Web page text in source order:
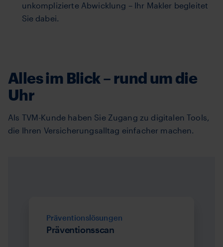
unkomplizierte Abwicklung – Ihr Makler begleitet
Sie dabei.
Alles im Blick – rund um die
Uhr
Als TVM-Kunde haben Sie Zugang zu digitalen Tools,
die Ihren Versicherungsalltag einfacher machen.
Präventionslösungen
Präventionsscan